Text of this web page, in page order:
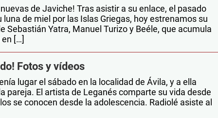
de Javiche! Tras asistir a su enlace, el pasado
de miel por las Islas Griegas, hoy estrenamos su
Sebastián Yatra, Manuel Turizo y Beéle, que acumula
[…]
Fotos y vídeos
lugar el sábado en la localidad de Ávila, y a ella
pareja. El artista de Leganés comparte su vida desde
se conocen desde la adolescencia. Radiolé asiste al